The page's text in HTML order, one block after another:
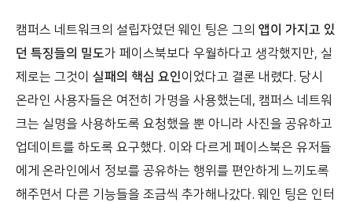
캠퍼스 네트워크의 설립자였던 웨인 팅은 그의 앱이 가지고 있
던 특징들의 밀도가 페이스북보다 우월하다고 생각했지만, 실
제로는 그것이 실패의 핵심 요인이었다고 결론 내렸다. 당시
온라인 사용자들은 여전히 가명을 사용했는데, 캠퍼스 네트워
크는 실명을 사용하도록 요청했을 뿐 아니라 사진을 공유하고
업데이트를 하도록 요구했다. 이와 다르게 페이스북은 유저들
에게 온라인에서 정보를 공유하는 행위를 편안하게 느끼도록
해주면서 다른 기능들을 조금씩 추가해나갔다. 웨인 팅은 인터